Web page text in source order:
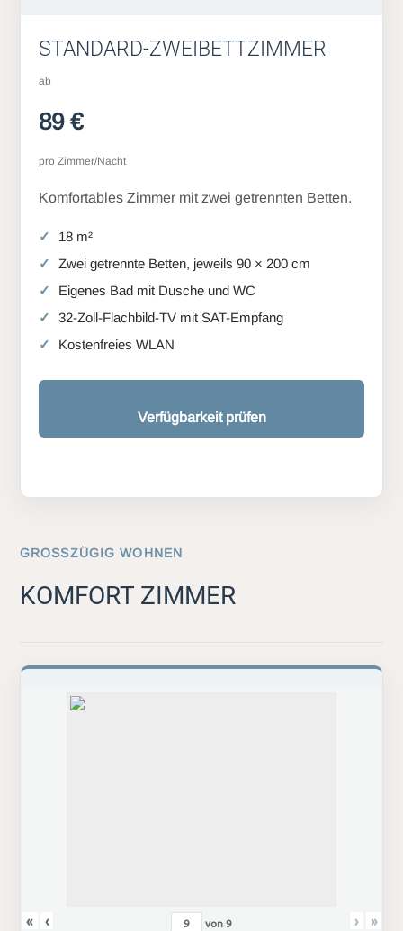
STANDARD-ZWEIBETTZIMMER
ab
89 €
pro Zimmer/Nacht
Komfortables Zimmer mit zwei getrennten Betten.
18 m²
Zwei getrennte Betten, jeweils 90 × 200 cm
Eigenes Bad mit Dusche und WC
32-Zoll-Flachbild-TV mit SAT-Empfang
Kostenfreies WLAN
Verfügbarkeit prüfen
GROSSZÜGIG WOHNEN
KOMFORT ZIMMER
« ‹ von9 › »